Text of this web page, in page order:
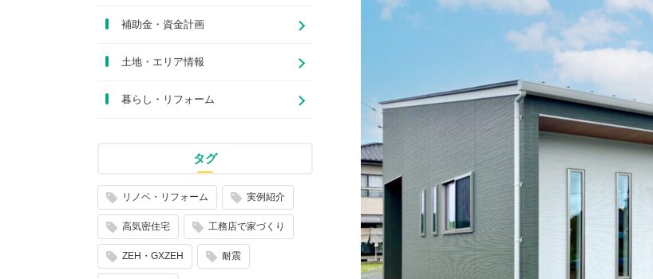
補助金・資金計画
土地・エリア情報
暮らし・リフォーム
タグ
リノベ・リフォーム 実例紹介
高気密住宅 工務店で家づくり
ZEH・GXZEH 耐震